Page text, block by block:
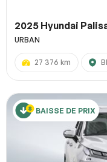
2025 Hyundai
URBAN
27 376 km
BAISSE DE PRIX